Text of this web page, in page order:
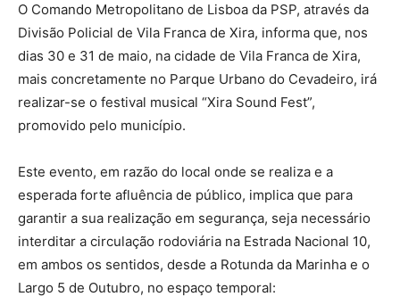
O Comando Metropolitano de Lisboa da PSP, através da
Divisão Policial de Vila Franca de Xira, informa que, nos
dias 30 e 31 de maio, na cidade de Vila Franca de Xira,
mais concretamente no Parque Urbano do Cevadeiro, irá
realizar-se o festival musical “Xira Sound Fest”,
promovido pelo município.
Este evento, em razão do local onde se realiza e a
esperada forte afluência de público, implica que para
garantir a sua realização em segurança, seja necessário
interditar a circulação rodoviária na Estrada Nacional 10,
em ambos os sentidos, desde a Rotunda da Marinha e o
Largo 5 de Outubro, no espaço temporal: